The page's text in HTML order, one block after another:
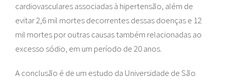
cardiovasculares associadas à hipertensão, além de
evitar 2,6 mil mortes decorrentes dessas doenças e 12
mil mortes por outras causas também relacionadas ao
excesso sódio, em um período de 20 anos.
A conclusão é de um estudo da Universidade de São